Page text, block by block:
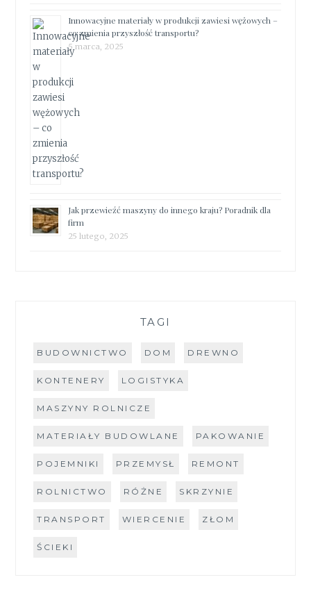
Innowacyjne materiały w produkcji zawiesi wężowych –
co zmienia przyszłość transportu?
5 marca, 2025
Jak przewieźć maszyny do innego kraju? Poradnik dla
firm
25 lutego, 2025
TAGI
BUDOWNICTWO DOM DREWNO
KONTENERY LOGISTYKA
MASZYNY ROLNICZE
MATERIAŁY BUDOWLANE PAKOWANIE
POJEMNIKI PRZEMYSŁ REMONT
ROLNICTWO RÓŻNE SKRZYNIE
TRANSPORT WIERCENIE ZŁOM
ŚCIEKI